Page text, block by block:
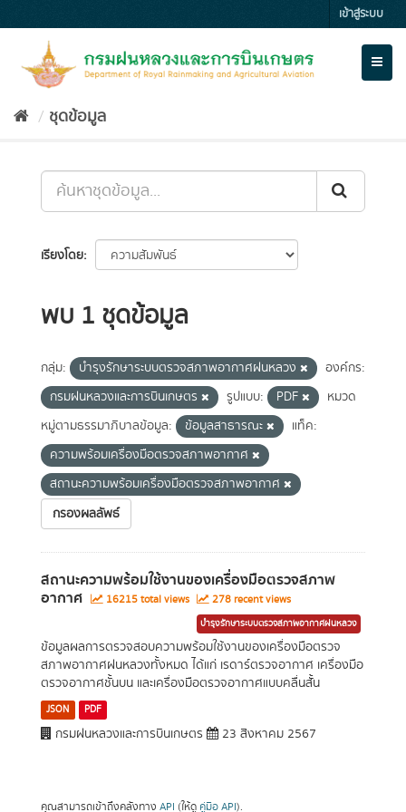
to
เข้าสู่ระบบ
ชุดข้อมูล
เรียงโดย
พบ 1 ชุดข้อมูล
กลุ่ม: บำรุงรักษาระบบตรวจสภาพอากาศฝนหลวง
องค์กร:
กรมฝนหลวงและการบินเกษตร
รูปแบบ: PDF
หมวด
หมู่ตามธรรมาภิบาลข้อมูล:
ข้อมูลสาธารณะ
แท็ค:
ความพร้อมเครื่องมือตรวจสภาพอากาศ
สถานะความพร้อมเครื่องมือตรวจสภาพอากาศ
กรองผลลัพธ์
สถานะความพร้อมใช้งานของเครื่องมือตรวจสภาพ
อากาศ 16215 total views 278 recent views
บำรุงรักษาระบบตรวจสภาพอากาศฝนหลวง
ข้อมูลผลการตรวจสอบความพร้อมใช้งานของเครื่องมือตรวจ
สภาพอากาศฝนหลวงทั้งหมด ได้แก่ เรดาร์ตรวจอากาศ เครื่องมือ
ตรวจอากาศชั้นบน และเครื่องมือตรวจอากาศแบบคลื่นสั้น
JSON PDF
กรมฝนหลวงและการบินเกษตร 23 สิงหาคม 2567
คุณสามารถเข้าถึงคลังทาง API (ให้ดู คู่มือ API).